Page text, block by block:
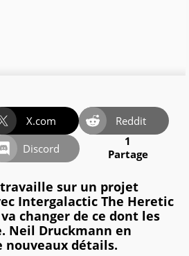
X.com
Reddit
Discord
1
Partage
sur un projet
Intergalactic The Heretic
changer de ce dont les
Neil Druckmann en
nouveaux détails.